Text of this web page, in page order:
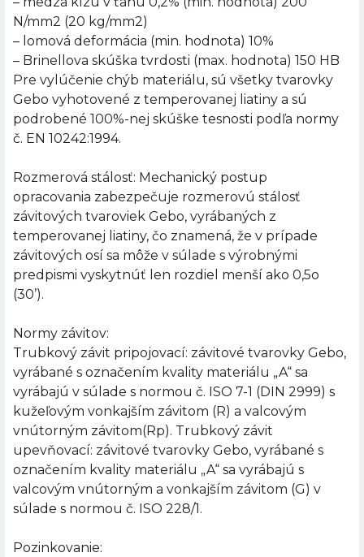
N/mm2 (20 kg/mm2)
– lomová deformácia (min. hodnota) 10%
– Brinellova skúška tvrdosti (max. hodnota) 150 HB
Pre vylúčenie chýb materiálu, sú všetky tvarovky
Gebo vyhotovené z temperovanej liatiny a sú
podrobené 100%-nej skúške tesnosti podľa normy
č. EN 10242:1994.
Rozmerová stálosť: Mechanický postup
opracovania zabezpečuje rozmerovú stálosť
závitových tvaroviek Gebo, vyrábaných z
temperovanej liatiny, čo znamená, že v prípade
závitových osí sa môže v súlade s výrobnými
predpismi vyskytnúť len rozdiel menší ako 0,5o
(30’).
Normy závitov:
Trubkový závit pripojovací: závitové tvarovky Gebo,
vyrábané s označením kvality materiálu „A“ sa
vyrábajú v súlade s normou č. ISO 7-1 (DIN 2999) s
kužeľovým vonkajším závitom (R) a valcovým
vnútorným závitom(Rp). Trubkový závit
upevňovací: závitové tvarovky Gebo, vyrábané s
označením kvality materiálu „A“ sa vyrábajú s
valcovým vnútorným a vonkajším závitom (G) v
súlade s normou č. ISO 228/1.
Pozinkovanie: